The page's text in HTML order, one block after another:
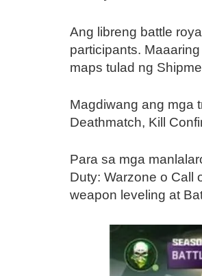
Ang libreng battle
participants.
maps tulad ng
Magdiwang ang mga
Deathmatch, Kill
Para sa mga
Duty: Warzone o Call
weapon leveling at